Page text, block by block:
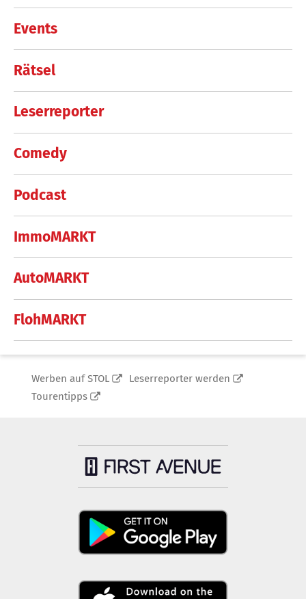
Events
Rätsel
Leserreporter
Comedy
Podcast
ImmoMARKT
AutoMARKT
FlohMARKT
Werben auf STOL
Leserreporter werden
Tourentipps